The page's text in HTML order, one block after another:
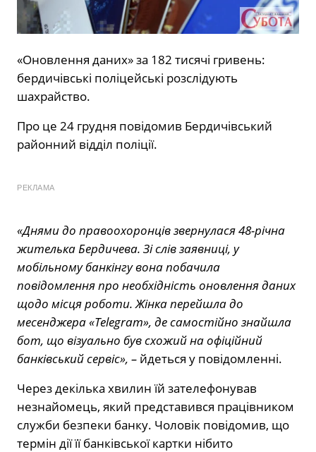
«Оновлення даних» за 182 тисячі гривень:
бердичівські поліцейські розслідують
шахрайство.
Про це 24 грудня повідомив Бердичівський
районний відділ поліції.
РЕКЛАМА
«Днями до правоохоронців звернулася 48-річна
жителька Бердичева. Зі слів заявниці, у
мобільному банкінгу вона побачила
повідомлення про необхідність оновлення даних
щодо місця роботи. Жінка перейшла до
месенджера «Telegram», де самостійно знайшла
бот, що візуально був схожий на офіційний
банківський сервіс», – йдеться у повідомленні.
Через декілька хвилин їй зателефонував
незнайомець, який представився працівником
служби безпеки банку. Чоловік повідомив, що
термін дії її банківської картки нібито